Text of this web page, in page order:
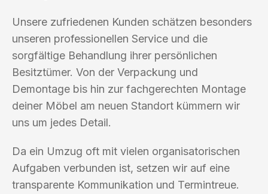
Unsere zufriedenen Kunden schätzen besonders
unseren professionellen Service und die
sorgfältige Behandlung ihrer persönlichen
Besitztümer. Von der Verpackung und
Demontage bis hin zur fachgerechten Montage
deiner Möbel am neuen Standort kümmern wir
uns um jedes Detail.
Da ein Umzug oft mit vielen organisatorischen
Aufgaben verbunden ist, setzen wir auf eine
transparente Kommunikation und Termintreue.